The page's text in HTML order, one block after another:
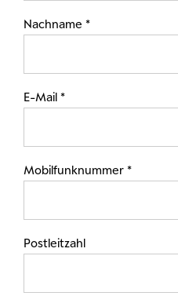
Nachname *
E-Mail *
Mobilfunknummer *
Postleitzahl